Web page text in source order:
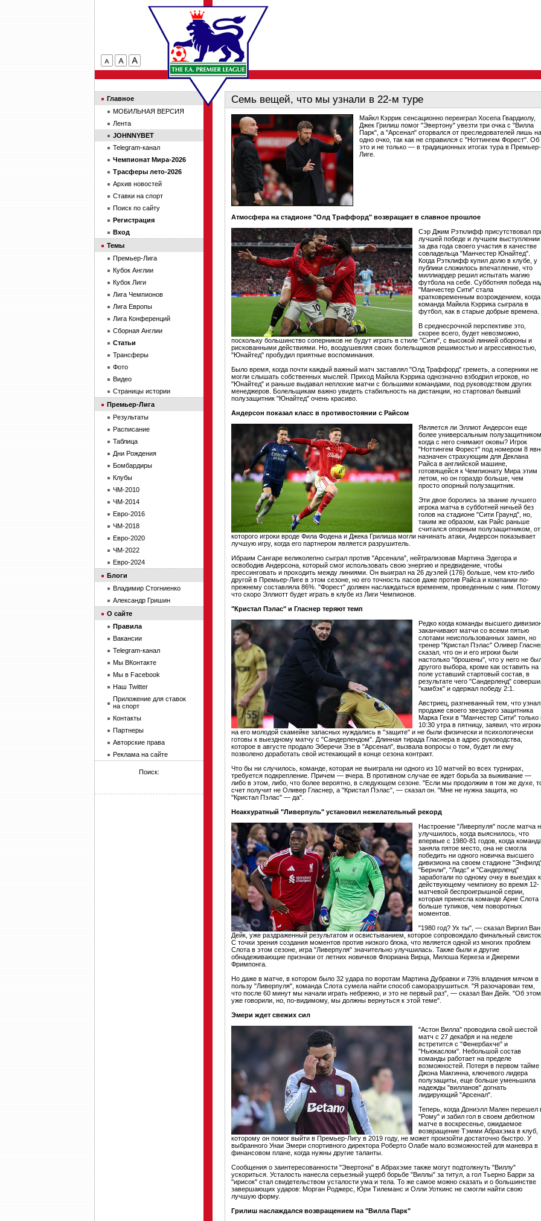
Семь вещей, что мы узнали в 22-м туре
Майкл Кэррик сенсационно переиграл Хосепа Гвардиолу,
Джек Грилиш помог "Эвертону" увезти три очка с "Вилла
Парк", а "Арсенал" оторвался от преследователей лишь на
одно очко, так как не справился с "Ноттингем Форест". Об
это и не только — в традиционных итогах тура в Премьер-
Лиге.
Атмосфера на стадионе "Олд Траффорд" возвращает в славное прошлое
Сэр Джим Рэтклифф присутствовал
лучшей победе и лучшем выступлении
за два года своего участия в качестве
совладельца "Манчестер Юнайтед".
Когда Рэтклифф купил долю в клубе, у
публики сложилось впечатление, что
миллиардер решил испытать магию
футбола на себе. Субботняя победа
"Манчестер Сити" стала
кратковременным возрождением, когда
команда Майкла Кэррика сыграла в
футбол, как в старые добрые времена.
В среднесрочной перспективе это,
скорее всего, будет невозможно,
поскольку большинство соперников не будут играть в стиле "Сити", с высокой линией обороны и
рискованными действиями. Но, воодушевляя своих болельщиков решимостью и агрессивностью,
"Юнайтед" пробудил приятные воспоминания.
Было время, когда почти каждый важный матч заставлял "Олд Траффорд" греметь, а соперники не
могли слышать собственных мыслей. Приход Майкла Кэррика однозначно взбодрил игроков, но
"Юнайтед" и раньше выдавал неплохие матчи с большими командами, под руководством других
менеджеров. Болельщикам важно увидеть стабильность на дистанции, но стартовал бывший
полузащитник "Юнайтед" очень красиво.
Андерсон показал класс в противостоянии с Райсом
Является ли Эллиот Андерсон еще
более универсальным
когда с него снимают оковы? Игрок
"Ноттингем Форест" под номером 8
назначен страхующим для Деклана
Райса в английской машине,
готовящейся к Чемпионату Мира этим
летом, но он гораздо больше, чем
просто опорный полузащитник.
Эти двое боролись за звание лучшего
игрока матча в субботней ничьей без
голов на стадионе "Сити Граунд", но,
таким же образом, как Райс раньше
считался опорным полузащитником, от
которого игроки вроде Фила Фодена и Джека Грилиша могли начинать атаки, Андерсон показывает
лучшую игру, когда его партнером является разрушитель.
Ибраим Сангаре великолепно сыграл против "Арсенала", нейтрализовав Мартина Эдегора и
освободив Андерсона, который смог использовать свою энергию и предвидение, чтобы
прессинговать и проходить между линиями. Он выиграл на 26 дуэлей (176) больше, чем кто-либо
другой в Премьер-Лиге в этом сезоне, но его точность пасов даже против Райса и компании по-
прежнему составляла 86%. "Форест" должен наслаждаться временем, проведенным с ним. Потому
что скоро Эллиотт будет играть в клубе из Лиги Чемпионов.
"Кристал Пэлас" и Гласнер теряют темп
Редко когда команды высшего
заканчивают матчи со всеми пятью
слотами неиспользованных замен, но
тренер "Кристал Пэлас" Оливер
сказал, что он и его игроки были
настолько "брошены", что у него не
другого выбора, кроме как оставить на
поле уставший стартовый состав, в
результате чего "Сандерленд"
"камбэк" и одержал победу 2:1.
Австриец, разгневанный тем, что
продаже своего звездного защитника
Марка Гехи в "Манчестер Сити" только
10:30 утра в пятницу, заявил, что
на его молодой скамейке запасных нуждались в "защите" и не были физически и психологически
готовы к выездному матчу с "Сандерлендом". Длинная тирада Гласнера в адрес руководства,
которое в августе продало Эберечи Эзе в "Арсенал", вызвала вопросы о том, будет ли ему
позволено доработать свой истекающий в конце сезона контракт.
Что бы ни случилось, команде, которая не выиграла ни одного из 10 матчей во всех турнирах,
требуется подкрепление. Причем — вчера. В противном случае ее ждет борьба за выживание —
либо в этом, либо, что более вероятно, в следующем сезоне. "Если мы продолжим в том же духе,
счет получит не Оливер Гласнер, а "Кристал Пэлас", — сказал он. "Мне не нужна защита, но
"Кристал Пэлас" — да".
Неаккуратный "Ливерпуль" установил нежелательный рекорд
Настроение "Ливерпуля" после матча
улучшилось, когда выяснилось, что
впервые с 1980-81 годов, когда
заняла пятое место, она не смогла
победить ни одного новичка высшего
дивизиона на своем стадионе
"Бернли", "Лидс" и "Сандерленд"
заработали по одному очку в выездах к
действующему чемпиону во время 12-
матчевой беспроигрышной серии,
которая принесла команде Арне Слота
больше тупиков, чем поворотных
моментов.
"1980 год? Ух ты", — сказал Виргил Ван
Дейк, уже раздраженный результатом и освистыванием, которое сопровождало финальный
С точки зрения создания моментов против низкого блока, что является одной из многих проблем
Слота в этом сезоне, игра "Ливерпуля" значительно улучшилась. Также были и другие
обнадеживающие признаки от летних новичков Флориана Вирца, Милоша Керкеза и Джереми
Фримпонга.
Но даже в матче, в котором было 32 удара по воротам Мартина Дубравки и 73% владения мячом в
пользу "Ливерпуля", команда Слота сумела найти способ саморазрушиться. "Я разочарован тем,
что после 60 минут мы начали играть небрежно, и это не первый раз", — сказал Ван Дейк. "Об этом
уже говорили, но, по-видимому, мы должны вернуться к этой теме".
Эмери ждет свежих сил
"Астон Вилла" проводила свой шестой
матч с 27 декабря и на неделе
встретится с "Фенербахче" и
"Ньюкаслом". Небольшой состав
команды работает на пределе
возможностей. Потеря в первом тайме
Джона Макгинна, ключевого лидера
полузащиты, еще больше уменьшила
надежды "вилланов" догнать
лидирующий "Арсенал".
Теперь, когда Дониэлл Мален перешел
"Рому" и забил гол в своем дебютном
матче в воскресенье, ожидаемое
возвращение Тэмми Абрахэма в клуб,
которому он помог выйти в Премьер-Лигу в 2019 году, не может произойти достаточно быстро. У
выбранного Унаи Эмери спортивного директора Роберто Олабе мало возможностей для маневра в
финансовом плане, когда нужны другие таланты.
Сообщения о заинтересованности "Эвертона" в Абрахэме также могут подтолкнуть "Виллу"
ускориться. Усталость нанесла серьезный ущерб борьбе "Виллы" за титул, а гол Тьерно Барри за
"ирисок" стал свидетельством усталости ума и тела. То же самое можно сказать и о большинстве
завершающих ударов: Морган Роджерс, Юри Тилеманс и Олли Уоткинс не смогли найти свою
лучшую форму.
Грилиш наслаждался возвращением на "Вилла Парк"
Главное
МОБИЛЬНАЯ ВЕРСИЯ
Лента
JOHNNYBET
Telegram-канал
Чемпионат Мира-2026
Трасферы лето-2026
Архив новостей
Ставки на спорт
Поиск по сайту
Регистрация
Вход
Темы
Премьер-Лига
Кубок Англии
Кубок Лиги
Лига Чемпионов
Лига Европы
Лига Конференций
Сборная Англии
Статьи
Трансферы
Фото
Видео
Страницы истории
Премьер-Лига
Результаты
Расписание
Таблица
Дни Рождения
Бомбардиры
Клубы
ЧМ-2010
ЧМ-2014
Евро-2016
ЧМ-2018
Евро-2020
ЧМ-2022
Евро-2024
Блоги
Владимир Стогниенко
Александр Гришин
О сайте
Правила
Вакансии
Telegram-канал
Мы ВКонтакте
Мы в Facebook
Наш Twitter
Приложение для ставок
на спорт
Контакты
Партнеры
Авторские права
Реклама на сайте
Поиск: